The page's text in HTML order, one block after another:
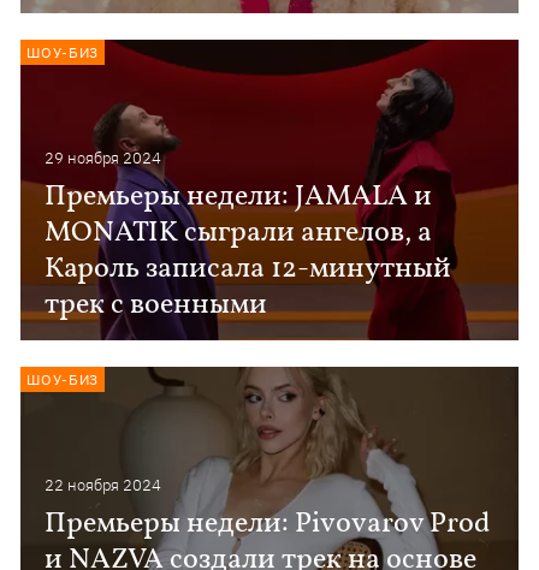
29 ноября 2024
Премьеры недели: JAMALA и
MONATIK сыграли ангелов, а
Кароль записала 12-минутный
трек с военными
ШОУ-БИЗ
22 ноября 2024
Премьеры недели: Pivovarov Prod
и NAZVA создали трек на основе
ШОУ-БИЗ